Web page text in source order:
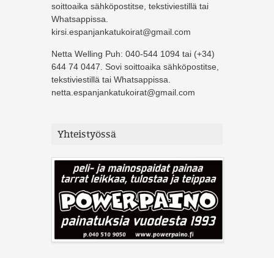
soittoaika sähköpostitse, tekstiviestillä tai
Whatsappissa.
kirsi.espanjankatukoirat@gmail.com
Netta Welling Puh: 040-544 1094 tai (+34)
644 74 0447. Sovi soittoaika sähköpostitse,
tekstiviestillä tai Whatsappissa.
netta.espanjankatukoirat@gmail.com
Yhteistyössä